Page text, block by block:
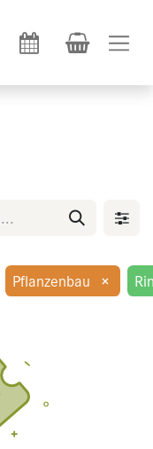
Pflanzenbau ×